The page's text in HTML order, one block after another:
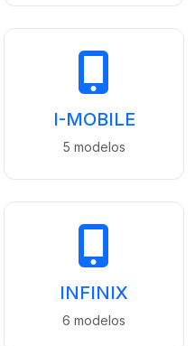
I-MOBILE
5 modelos
INFINIX
6 modelos